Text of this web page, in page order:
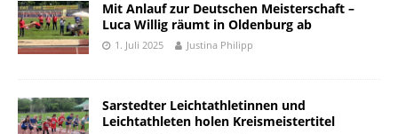
Mit Anlauf zur Deutschen Meisterschaft –
Luca Willig räumt in Oldenburg ab
1. Juli 2025 Justina Philipp
Sarstedter Leichtathletinnen und
Leichtathleten holen Kreismeistertitel